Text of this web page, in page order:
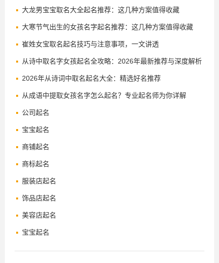
大龙男宝宝取名大全起名推荐：这几种方案值得收藏
大寒节气出生的女孩名字起名推荐：这几种方案值得收藏
崔姓女宝取名起名技巧与注意事项，一文讲透
从诗中取名字女孩起名全攻略：2026年最新推荐与深度解析
2026年从诗词中取名起名大全：精选好名推荐
从成语中提取女孩名字怎么起名？专业起名师为你详解
公司起名
宝宝起名
商铺起名
商标起名
服装店起名
饰品店起名
美容店起名
宝宝起名